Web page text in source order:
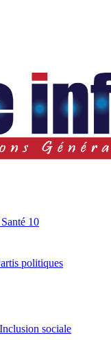
Santé 10
politiques
Inclusion sociale